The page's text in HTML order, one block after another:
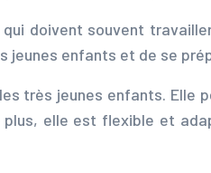
doivent souvent
enfants et de se
très jeunes enfants.
elle est flexible et